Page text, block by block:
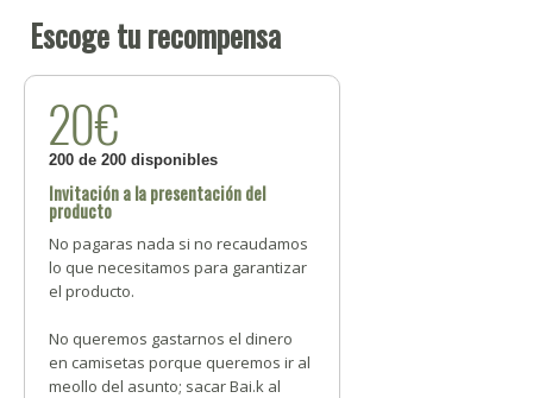
Escoge tu recompensa
20€
200 de 200 disponibles
Invitación a la presentación del
producto
No pagaras nada si no recaudamos
lo que necesitamos para garantizar
el producto.
No queremos gastarnos el dinero
en camisetas porque queremos ir al
meollo del asunto; sacar Bai.k al